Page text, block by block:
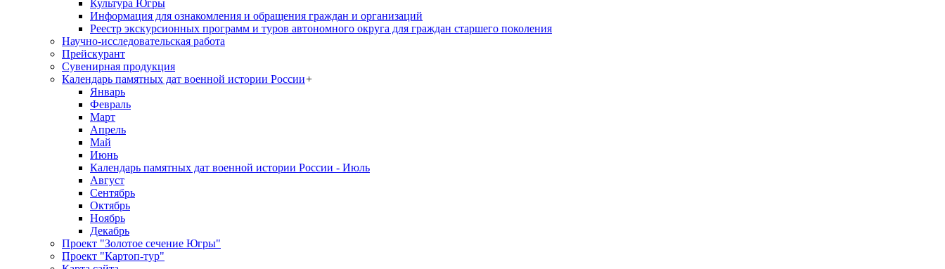
Культура Югры
Информация для ознакомления и обращения граждан и организаций
Реестр экскурсионных программ и туров автономного округа для граждан старшего поколения
Научно-исследовательская работа
Прейскурант
Сувенирная продукция
Календарь памятных дат военной истории России+
Январь
Февраль
Март
Апрель
Май
Июнь
Календарь памятных дат военной истории России - Июль
Август
Сентябрь
Октябрь
Ноябрь
Декабрь
Проект "Золотое сечение Югры"
Проект "Картоп-тур"